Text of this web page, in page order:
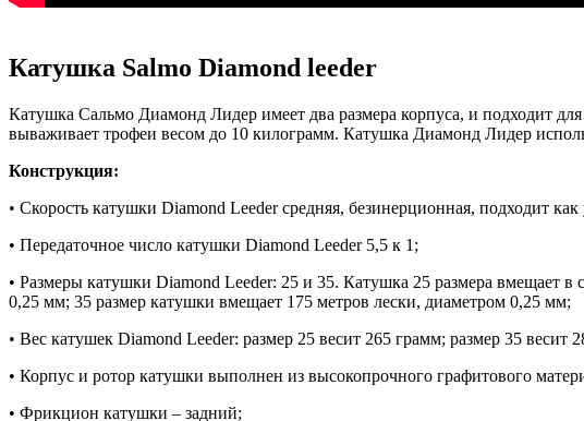
Катушка Salmo Diamond leeder
Катушка Сальмо Диамонд Лидер имеет два размера корпуса, и подходит
вываживает трофеи весом до 10 килограмм. Катушка Диамонд Лидер
Конструкция:
• Скорость катушки Diamond Leeder средняя, безинерционная, подходит как
• Передаточное число катушки Diamond Leeder 5,5 к 1;
• Размеры катушки Diamond Leeder: 25 и 35. Катушка 25 размера вмещает
0,25 мм; 35 размер катушки вмещает 175 метров лески, диаметром 0,25 мм;
• Вес катушек Diamond Leeder: размер 25 весит 265 грамм; размер 35 весит
• Корпус и ротор катушки выполнен из высокопрочного графитового
• Фрикцион катушки – задний;